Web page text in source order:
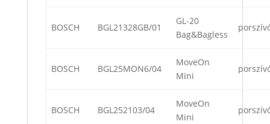
BOSCH BGL21328GB/01
GL-20
Bag&Bagless
BOSCH BGL25MON6/04
MoveOn
Mini
BOSCH BGL252103/04
MoveOn
Mini